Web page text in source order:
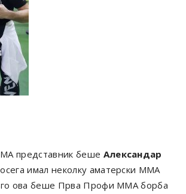
представник беше Александар
имал неколку аматерски ММА
ова беше Прва Профи ММА борба